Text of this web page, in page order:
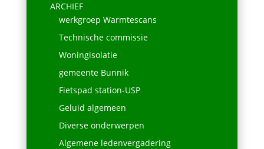
ARCHIEF
werkgroep Warmtescans
Technische commissie
Woningisolatie
gemeente Bunnik
Fietspad station-USP
Geluid algemeen
Diverse onderwerpen
Algemene ledenvergadering